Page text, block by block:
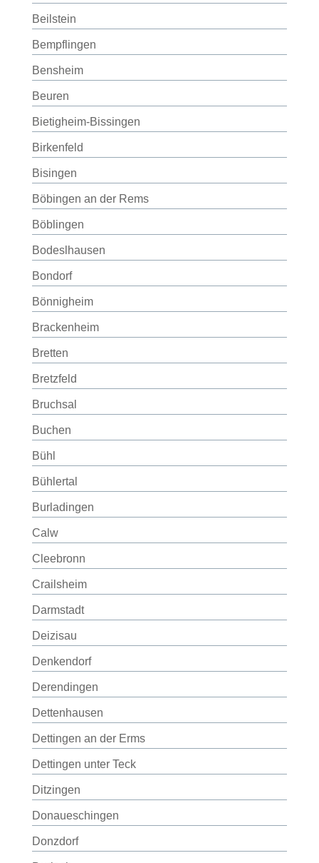
Beilstein
Bempflingen
Bensheim
Beuren
Bietigheim-Bissingen
Birkenfeld
Bisingen
Böbingen an der Rems
Böblingen
Bodeslhausen
Bondorf
Bönnigheim
Brackenheim
Bretten
Bretzfeld
Bruchsal
Buchen
Bühl
Bühlertal
Burladingen
Calw
Cleebronn
Crailsheim
Darmstadt
Deizisau
Denkendorf
Derendingen
Dettenhausen
Dettingen an der Erms
Dettingen unter Teck
Ditzingen
Donaueschingen
Donzdorf